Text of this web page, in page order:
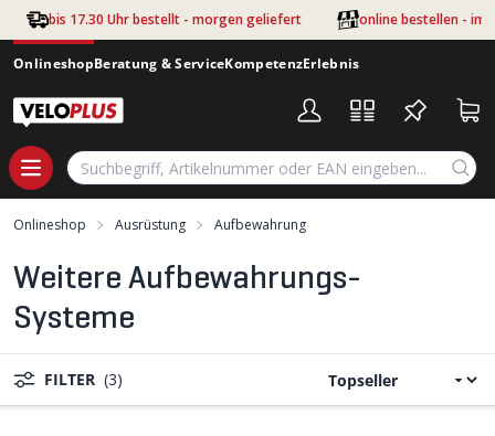
Zum Hauptinhalt springen
bis 17.30 Uhr bestellt - morgen geliefert online bestellen - im
OnlineshopBeratung & ServiceKompetenzErlebnis
Onlineshop Ausrüstung Aufbewahrung
Weitere Aufbewahrungs-
Systeme
FILTER (3)